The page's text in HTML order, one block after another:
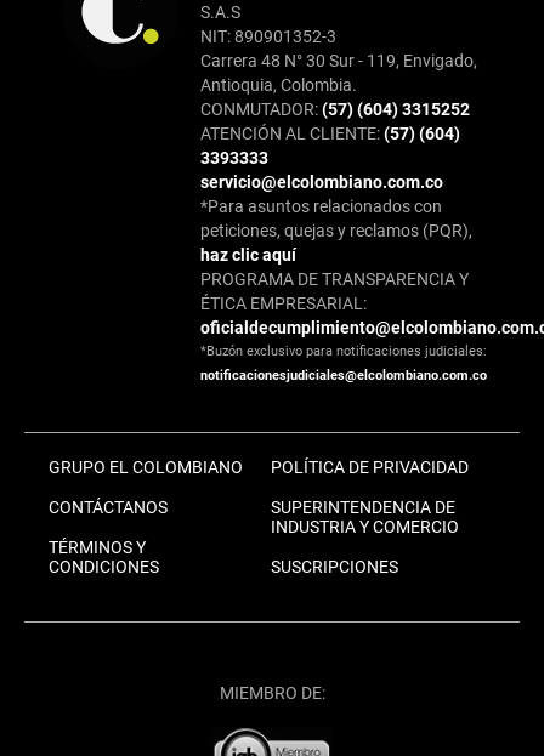
S.A.S
NIT: 890901352-3
Carrera 48 N° 30 Sur - 119, Envigado,
Antioquia, Colombia.
CONMUTADOR:(57) (604) 3315252
ATENCIÓN AL CLIENTE:(57) (604)
3393333
servicio@elcolombiano.com.co
*Para asuntos relacionados con
peticiones, quejas y reclamos (PQR),
haz clic aquí
PROGRAMA DE TRANSPARENCIA Y
ÉTICA EMPRESARIAL:
*Buzón exclusivo para notificaciones judiciales:
notificacionesjudiciales@elcolombiano.com.co
GRUPO EL COLOMBIANO
CONTÁCTANOS
TÉRMINOS Y
CONDICIONES
POLÍTICA DE PRIVACIDAD
SUPERINTENDENCIA DE
INDUSTRIA Y COMERCIO
SUSCRIPCIONES
MIEMBRO DE: